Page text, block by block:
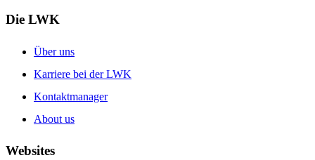
Die LWK
Über uns
Karriere bei der LWK
Kontaktmanager
About us
Websites